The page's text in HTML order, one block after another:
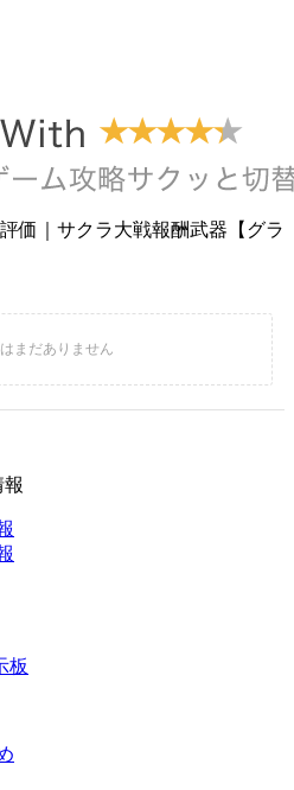
価｜サクラ大戦報酬武器【グラ
板